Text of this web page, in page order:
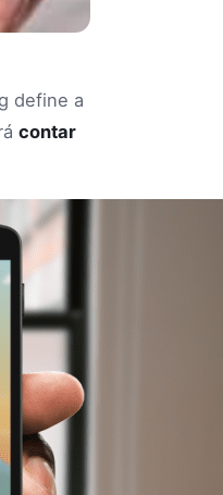
define a
contar